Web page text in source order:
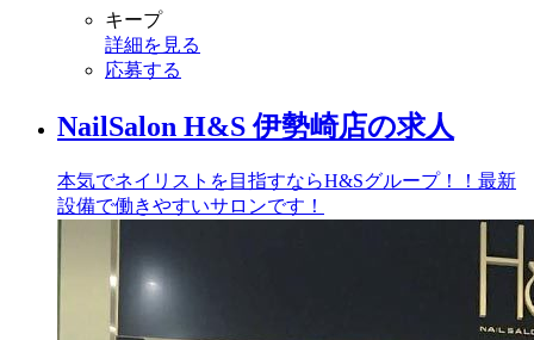
キープ
詳細を見る
応募する
NailSalon H&S 伊勢崎店の求人
本気でネイリストを目指すならH&Sグループ！！最新
設備で働きやすいサロンです！